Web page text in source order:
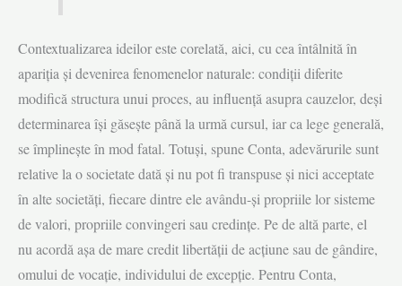
Contextualizarea ideilor este corelată, aici, cu cea întâlnită în
apariția și devenirea fenomenelor naturale: condiții diferite
modifică structura unui proces, au influență asupra cauzelor, deși
determinarea își găsește până la urmă cursul, iar ca lege generală,
se împlinește în mod fatal. Totuși, spune Conta, adevărurile sunt
relative la o societate dată și nu pot fi transpuse și nici acceptate
în alte societăți, fiecare dintre ele avându-și propriile lor sisteme
de valori, propriile convingeri sau credințe. Pe de altă parte, el
nu acordă așa de mare credit libertății de acțiune sau de gândire,
omului de vocație, individului de excepție. Pentru Conta,